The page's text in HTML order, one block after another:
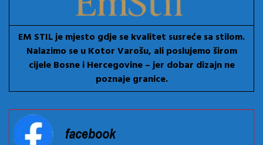
EM STIL je mjesto gdje se kvalitet susreće sa stilom.
Nalazimo se u Kotor Varošu, ali poslujemo širom
cijele Bosne i Hercegovine – jer dobar dizajn ne
poznaje granice.